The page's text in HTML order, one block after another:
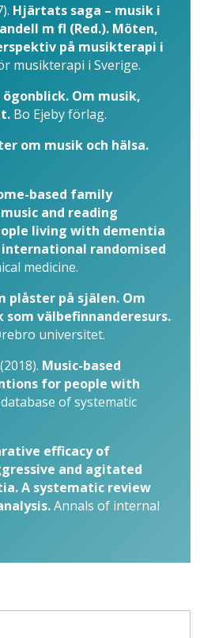
Hjärtats saga – musik i
m fl (Red.). Möten,
på musikterapi i
musikterapi i Sverige.
ögonblick. Om musik,
Bo Ejeby förlag.
om musik och hälsa.
based family
and reading
living with dementia
international randomised
medicine.
plåster på själen. Om
som välbefinnanderesurs.
universitet.
Music-based
for people with
of systematic
efficacy of
and agitated
A systematic review
Annals of internal